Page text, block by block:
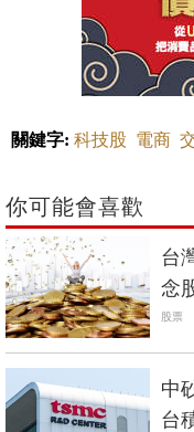
關鍵字: 科技股 電商
你可能會喜歡
台
念
青
股票
中
台